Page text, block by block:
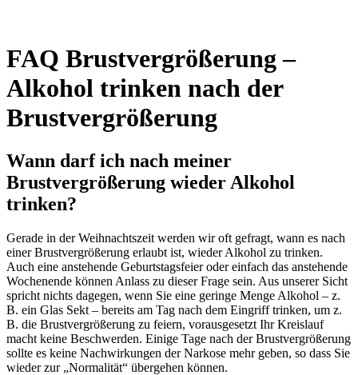
FAQ Brustvergrößerung –
Alkohol trinken nach der
Brustvergrößerung
Wann darf ich nach meiner
Brustvergrößerung wieder Alkohol
trinken?
Gerade in der Weihnachtszeit werden wir oft gefragt, wann es nach
einer Brustvergrößerung erlaubt ist, wieder Alkohol zu trinken.
Auch eine anstehende Geburtstagsfeier oder einfach das anstehende
Wochenende können Anlass zu dieser Frage sein. Aus unserer Sicht
spricht nichts dagegen, wenn Sie eine geringe Menge Alkohol – z.
B. ein Glas Sekt – bereits am Tag nach dem Eingriff trinken, um z.
B. die Brustvergrößerung zu feiern, vorausgesetzt Ihr Kreislauf
macht keine Beschwerden. Einige Tage nach der Brustvergrößerung
sollte es keine Nachwirkungen der Narkose mehr geben, so dass Sie
wieder zur „Normalität“ übergehen können.